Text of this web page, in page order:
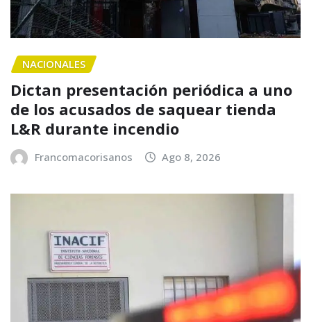
NACIONALES
Dictan presentación periódica a uno
de los acusados de saquear tienda
L&R durante incendio
Francomacorisanos Ago 8, 2026